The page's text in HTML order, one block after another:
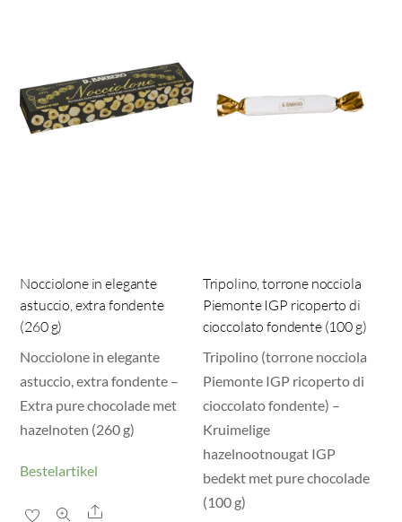
Nocciolone in elegante
astuccio, extra fondente
(260 g)
Nocciolone in elegante
astuccio, extra fondente –
Extra pure chocolade met
hazelnoten (260 g)
Bestelartikel
Share
Tripolino, torrone nocciola
Piemonte IGP ricoperto di
cioccolato fondente (100 g)
Tripolino (torrone nocciola
Piemonte IGP ricoperto di
cioccolato fondente) –
Kruimelige
hazelnootnougat IGP
bedekt met pure chocolade
(100 g)